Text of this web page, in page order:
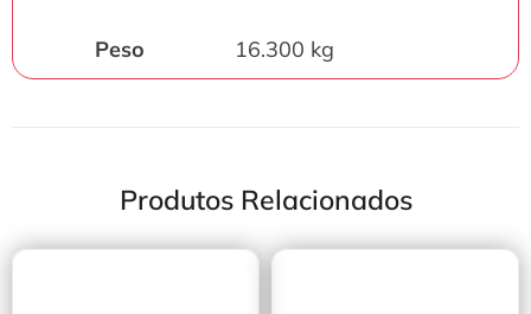
Peso 16.300 kg
Produtos Relacionados